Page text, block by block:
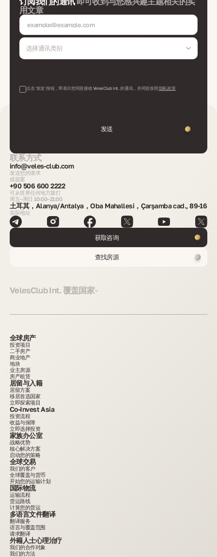
用文章
选择通讯类别
点击 '发送' 按钮，即表示您同意接收 VelesClub Int. 的通讯，并同意按照隐私政策
发送
联系方式
info@veles-club.com
发送您的请求
或提案
+90 506 600 2222
可从世界任何地方拨打
周五–周日 10:00–21:00
土耳其，Alanya/Antalya，Oba Mahallesi，Çarşamba cad., 89-16
实际地址
获取咨询
查找房源
VelesClub Int. 覆盖国家
全球房产
投资项目
二手房产
商业地产
地块
业主房源
房产租赁
居留与入籍
居留方案
移居首选国家
立即探索项目
Co-Invest Asia
投资流程
收益与保障
立即选择投资
家族办公室
战略优势
核心解决方案
启动您的策略
全球交易
我们的客户
全球覆盖与货币
开始您的运输计划
国际物流
运输流程
货运路线
计算您的货运
多语言文件翻译
翻译服务
语言与覆盖范围
请求翻译
外籍人士心理治疗
我们的合作对象
我们的方法